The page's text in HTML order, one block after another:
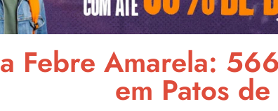
Febre Amarela:
em Patos